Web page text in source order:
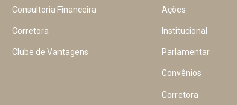
Consultoria Financeira
Corretora
Clube de Vantagens
Ações
Institucional
Parlamentar
Convênios
Corretora